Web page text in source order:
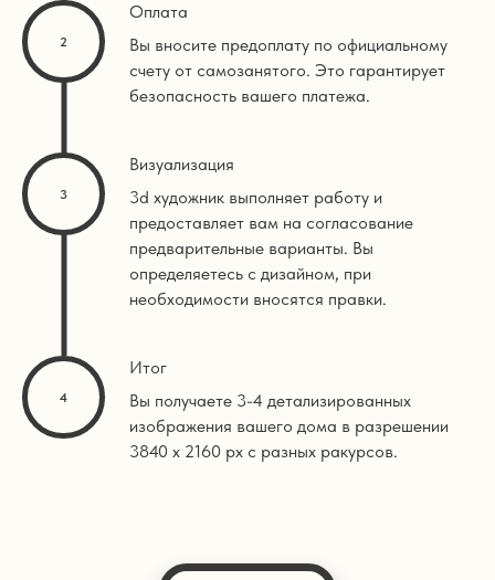
Оплата
Вы вносите предоплату по официальному
счету от самозанятого. Это гарантирует
безопасность вашего платежа.
Визуализация
3d художник выполняет работу и
предоставляет вам на согласование
предварительные варианты. Вы
определяетесь с дизайном, при
необходимости вносятся правки.
Итог
Вы получаете 3-4 детализированных
изображения вашего дома в разрешении
3840 х 2160 px с разных ракурсов.